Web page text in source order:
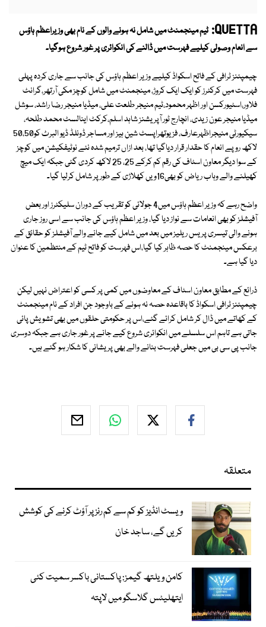
QUETTA: ٹیم مینجمنٹ میں شامل نہ ہونے والوں کے نام بھی وزیراعظم ہاؤس
سے انعام وصولی کیلیے فہرست میں ڈالنے کی انکوائری پر غور شروع ہوگیا۔
چیمپئنز ٹرافی کے فاتح اسکواڈ کیلیے وزیر اعظم ہاؤس کی جانب سے جاری کردہ پہلی
فہرست میں کرکٹرز کو ایک ایک کروڑ، مینجمنٹ میں شامل کوچز مکی آرتھر،گرانٹ
فلاور،اسٹیورکسن اور اظہر محمود،ٹیم منیجر طلعت علی، میڈیا منیجر رضا راشد، سوشل
میڈیا منیجر عون زیدی، انچارج ٹور آپریشنز شاہد اسلم،کرکٹ اینالسٹ محمد طلحہ،
سیکیورٹی منیجراظہرعارف، فزیوتھراپسٹ شین ہیز اور مساجر ڈونلڈ ڈیو البرٹ کو50،50
لاکھ روپے انعام کا حقدار قرار دیاگیا تھا، بعد ازاں ترمیم شدہ نئے نوٹیفکیشن میں کوچز
کے سوا دیگر معاون اسٹاف کی رقم کم کرکے 25، 25 لاکھ کردی گئی جبکہ ایک میچ
کھیلنے والے وہاب ریاض کو بھی16ویں کھلاڑی کے طور پر شامل کرلیا گیا۔
واضح رہے کہ وزیر اعظم ہاؤس میں4 جولائی کو تقریب کے دوران سلیکٹرز اور بعض
آفیشلز کو بھی انعامات سے نواز دیا گیا، وزیر اعظم ہاؤس کی جانب سے اسی روز جاری
ہونے والی تیسری پریس ریلیز میں بعد میں شامل کیے جانے والے آفیشلز کو حقائق کے
برعکس مینجمنٹ کا حصہ ظاہر کیا گیا،اس فہرست کو فاتح ٹیم کے منتظمین کا عنوان
دیا گیا ہے۔
ذرائع کے مطابق معاون اسٹاف کے معاوضوں میں کمی پر کسی کو اعتراض نہیں لیکن
چیمپئنز ٹرافی اسکواڈ کا باقاعدہ حصہ نہ ہونے کے باوجود جن افراد کے نام مینجمنٹ
کے کھاتے میں ڈال کر شامل کرائے گئے،اس پر حکومتی حلقوں میں بھی تشویش پائی
جاتی ہے تاہم اس سلسلے میں انکوائری شروع کیے جانے پر غور جاری ہے جبکہ دوسری
جانب پی سی بی میں جعلی فہرست بنانے والے بھی پریشانی کا شکار ہو گئے ہیں۔
متعلقہ
ویسٹ انڈیز کو کم سے کم رنز پر آؤٹ کرنے کی کوشش
کریں گے، ساجد خان
کامن ویلتھ گیمز: پاکستانی باکسر سمیت کئی
ایتھلیٹس گلاسگو میں لاپتہ